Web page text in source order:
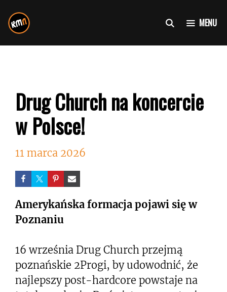
do
treści
MENU
Drug Church na koncercie
w Polsce!
11 marca 2026
Amerykańska formacja pojawi się w
Poznaniu
16 września Drug Church przejmą
poznańskie 2Progi, by udowodnić, że
najlepszy post-hardcore powstaje na